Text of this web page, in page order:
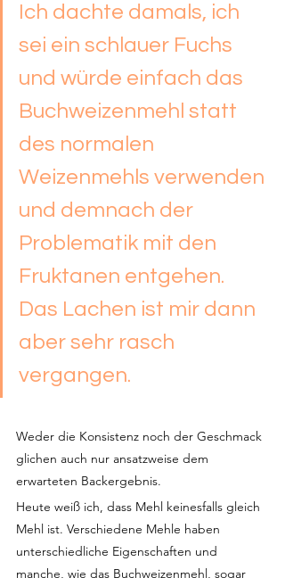
Ich dachte damals, ich
sei ein schlauer Fuchs
und würde einfach das
Buchweizenmehl statt
des normalen
Weizenmehls verwenden
und demnach der
Problematik mit den
Fruktanen entgehen.
Das Lachen ist mir dann
aber sehr rasch
vergangen.
Weder die Konsistenz noch der Geschmack
glichen auch nur ansatzweise dem
erwarteten Backergebnis.
Heute weiß ich, dass Mehl keinesfalls gleich
Mehl ist. Verschiedene Mehle haben
unterschiedliche Eigenschaften und
manche, wie das Buchweizenmehl, sogar